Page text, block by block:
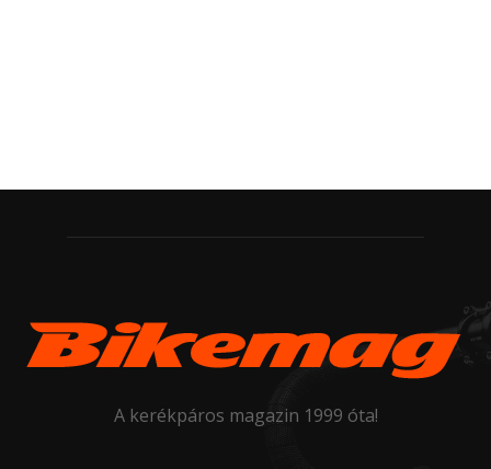
A kerékpáros magazin 1999 óta!